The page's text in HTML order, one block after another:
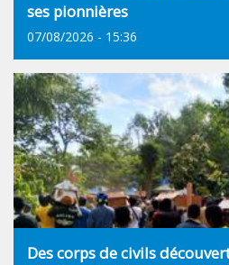
ses pionnières
07/08/2026 - 15:36
Des corps de civils